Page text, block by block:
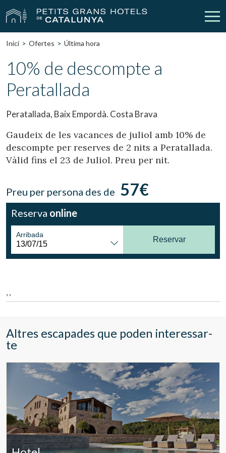
Els Nostres Hotels
Casaments
Xecs Regal Descobreix Catalunya
Contacte La meva reserva
person
Inici Ofertes Última hora
10% de descompte a
Peratallada
Peratallada, Baix Empordà. Costa Brava
Gaudeix de les vacances de juliol amb 10% de
descompte per reserves de 2 nits a Peratallada.
Vàlid fins el 23 de Juliol. Preu per nit.
Preu per persona des de 57€
Reserva online
Arribada
Reservar
, ,
Altres escapades que poden interessar-
te
Modificar cookies